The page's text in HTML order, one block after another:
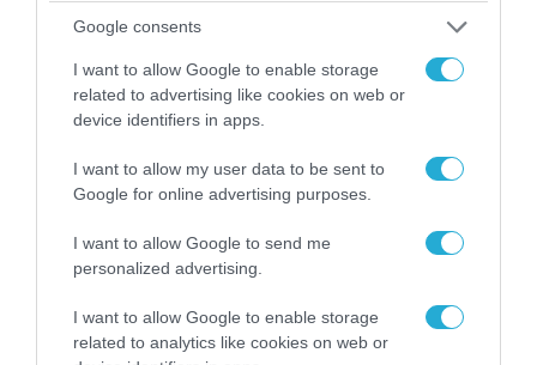
Google consents
I want to allow Google to enable storage
related to advertising like cookies on web or
device identifiers in apps.
I want to allow my user data to be sent to
Google for online advertising purposes.
I want to allow Google to send me
personalized advertising.
I want to allow Google to enable storage
related to analytics like cookies on web or
05.08.2026 | 22:02
Το Ομάν συμφώνησε ότι τα Στενά του Ορμούζ
είναι υπό ιρανική κυριαρχία και επιτεύχθηκε
συμφωνία